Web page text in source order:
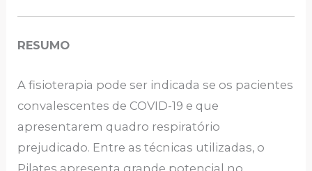
RESUMO
A fisioterapia pode ser indicada se os pacientes
convalescentes de COVID-19 e que
apresentarem quadro respiratório
prejudicado. Entre as técnicas utilizadas, o
Pilates apresenta grande potencial no